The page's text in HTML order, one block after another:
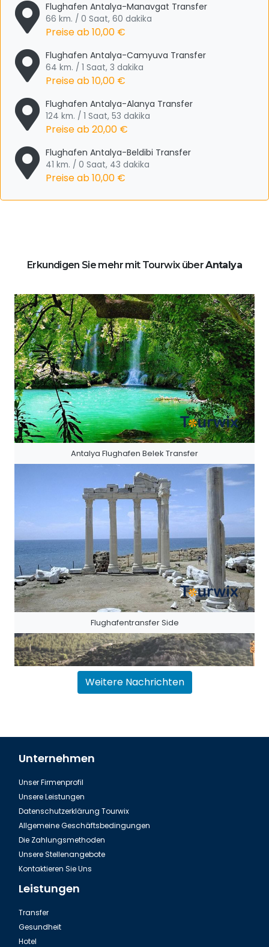
Flughafen Antalya-Manavgat Transfer
66 km. / 0 Saat, 60 dakika
Preise ab10,00 €
Flughafen Antalya-Camyuva Transfer
64 km. / 1 Saat, 3 dakika
Preise ab10,00 €
Flughafen Antalya-Alanya Transfer
124 km. / 1 Saat, 53 dakika
Preise ab20,00 €
Flughafen Antalya-Beldibi Transfer
41 km. / 0 Saat, 43 dakika
Preise ab10,00 €
Erkundigen Sie mehr mit Tourwix überAntalya
Antalya Flughafen Belek Transfer
Flughafentransfer Side
Flughafentransfer Antalya Belek
Weitere Nachrichten
Unternehmen
Unser Firmenprofil
Unsere Leistungen
Datenschutzerklärung Tourwix
Allgemeine Geschäftsbedingungen
Die Zahlungsmethoden
Unsere Stellenangebote
Kontaktieren Sie Uns
Leistungen
Transfer
Gesundheit
Hotel